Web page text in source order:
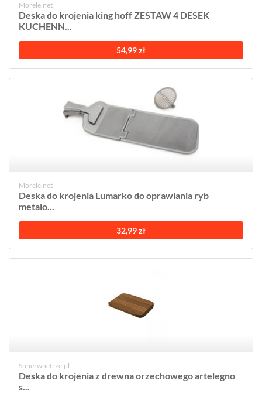
Morele.net
Deska do krojenia king hoff ZESTAW 4 DESEK
KUCHENN...
54,99 zł
Morele.net
Deska do krojenia Lumarko do oprawiania ryb
metalo...
32,99 zł
Superwnetrze.pl
Deska do krojenia z drewna orzechowego artelegno
s...